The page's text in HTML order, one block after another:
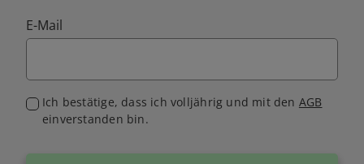
E-Mail
Ich bestätige, dass ich volljährig und mit den AGB
einverstanden bin.